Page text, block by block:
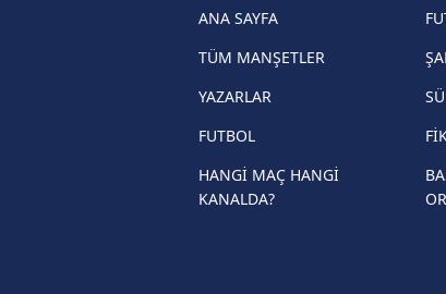
haberleri
Trendyol Süper Lig haberleri
Ziraat Türkiye Kupası
UEFA Şampiyonlar Ligi
UEFA Avrupa Ligi haberleri
UEFA Konferans Ligi haberleri
ANA SAYFA
TÜM MANŞETLER
YAZARLAR
FUTBOL
HANGİ MAÇ HANGİ
KANALDA?